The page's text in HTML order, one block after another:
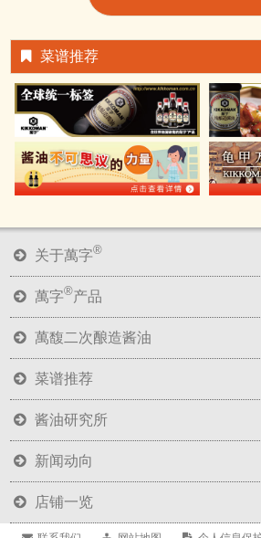
菜谱推荐
关于萬字®
萬字®产品
萬馥二次酿造酱油
菜谱推荐
酱油研究所
新闻动向
店铺一览